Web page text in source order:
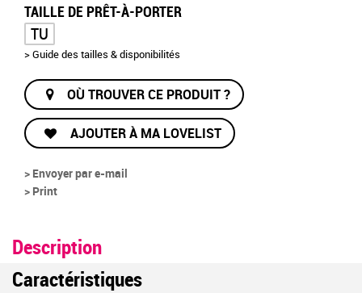
TAILLE DE PRÊT-À-PORTER
TU
> Guide des tailles & disponibilités
OÙ TROUVER CE PRODUIT ?
AJOUTER À MA LOVELIST
> Envoyer par e-mail
> Print
Description
Caractéristiques